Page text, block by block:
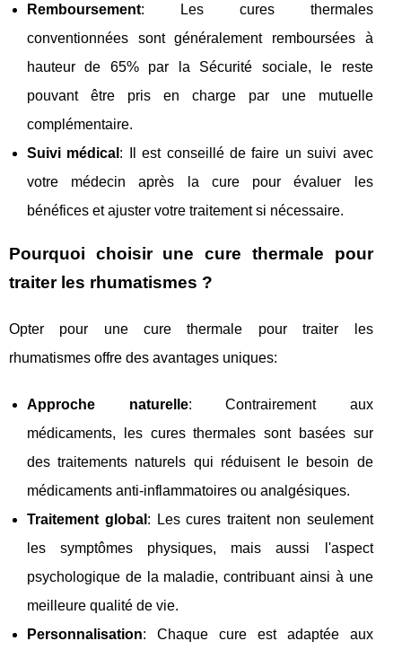
Remboursement: Les cures thermales
conventionnées sont généralement remboursées à
hauteur de 65% par la Sécurité sociale, le reste
pouvant être pris en charge par une mutuelle
complémentaire.
Suivi médical : Il est conseillé de faire un suivi avec
votre médecin après la cure pour évaluer les
bénéfices et ajuster votre traitement si nécessaire.
Pourquoi choisir une cure thermale pour
traiter les rhumatismes ?
Opter pour une cure thermale pour traiter les
rhumatismes offre des avantages uniques:
Approche naturelle: Contrairement aux
médicaments, les cures thermales sont basées sur
des traitements naturels qui réduisent le besoin de
médicaments anti-inflammatoires ou analgésiques.
Traitement global : Les cures traitent non seulement
les symptômes physiques, mais aussi l'aspect
psychologique de la maladie, contribuant ainsi à une
meilleure qualité de vie.
Personnalisation: Chaque cure est adaptée aux